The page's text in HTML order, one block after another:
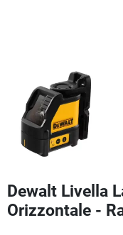
Dewalt Livella
Orizzontale -